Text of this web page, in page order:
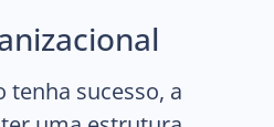
tenha sucesso, a